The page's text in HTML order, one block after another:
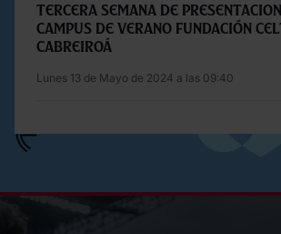
Tercera semana de
Campus de verano Fundación
Cabreiroá
Lunes 13 de Mayo de 2024 a las 09:40